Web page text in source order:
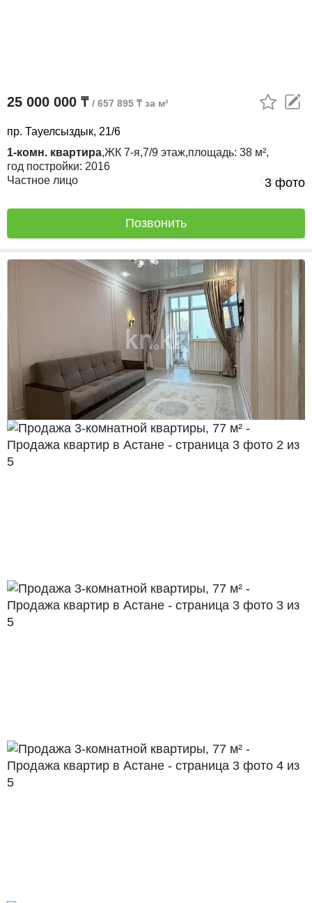
3 фото
25 000 000 ₸ / 657 895 ₸ за м²
пр. Тауелсыздык, 21/6
1-комн. квартира,ЖК 7-я,7/9 этаж,площадь: 38 м²,
год постройки: 2016
Частное лицо
Сегодня
Позвонить